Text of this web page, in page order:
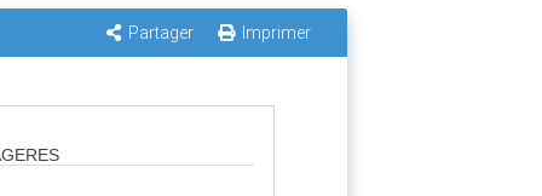
Partager Imprimer